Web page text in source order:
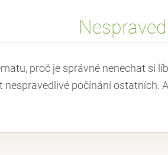
proč je správné nenechat si
nespravedlivé počínání ostatních.